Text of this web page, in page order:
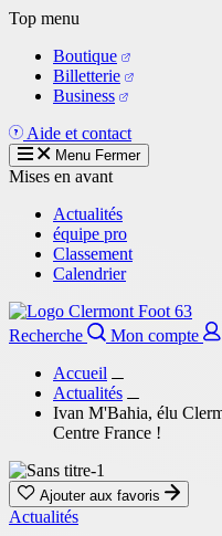
Aller
contenu
principal
Top menu
Boutique
Billetterie
Business
Aide et contact
Menu Fermer
Mises en avant
Actualités
équipe pro
Classement
Calendrier
Recherche
Mon compte
Accueil
Actualités
Ivan M'Bahia, élu
Centre France !
Ajouter aux favoris
Actualités